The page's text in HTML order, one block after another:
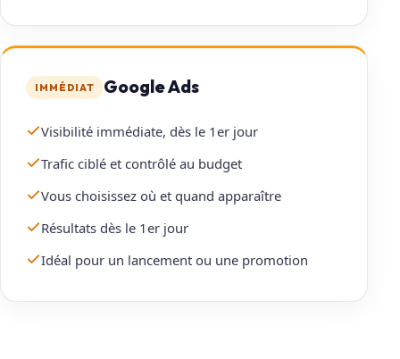
IMMÉDIAT Google Ads
Visibilité immédiate, dès le 1er jour
Trafic ciblé et contrôlé au budget
Vous choisissez où et quand apparaître
Résultats dès le 1er jour
Idéal pour un lancement ou une promotion